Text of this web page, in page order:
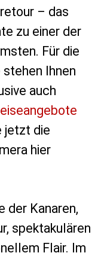
– das
zu einer der
Für die
Ihnen
auch
jetzt die
hier
der Kanaren,
spektakulären
Flair. Im